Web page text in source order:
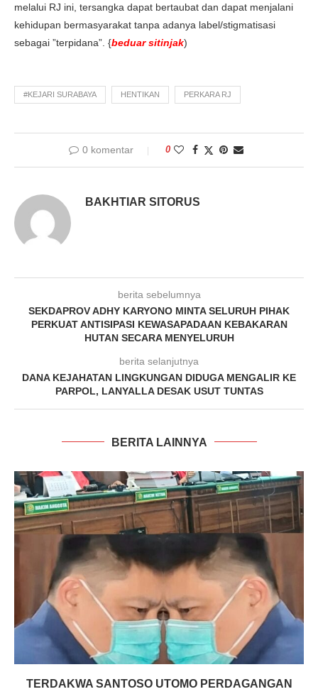
melalui RJ ini, tersangka dapat bertaubat dan dapat menjalani
kehidupan bermasyarakat tanpa adanya label/stigmatisasi
sebagai ”terpidana”. {beduar sitinjak)
#KEJARI SURABAYA HENTIKAN PERKARA RJ
0 komentar 0
BAKHTIAR SITORUS
berita sebelumnya
SEKDAPROV ADHY KARYONO MINTA SELURUH PIHAK
PERKUAT ANTISIPASI KEWASAPADAAN KEBAKARAN
HUTAN SECARA MENYELURUH
berita selanjutnya
DANA KEJAHATAN LINGKUNGAN DIDUGA MENGALIR KE
PARPOL, LANYALLA DESAK USUT TUNTAS
BERITA LAINNYA
TERDAKWA SANTOSO UTOMO PERDAGANGAN